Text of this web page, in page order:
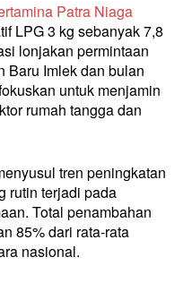
Patra Niaga
LPG 3 kg sebanyak 7,8
lonjakan permintaan
Baru Imlek dan bulan
untuk menjamin
rumah tangga dan
tren peningkatan
rutin terjadi pada
Total penambahan
85% dari rata-rata
nasional.